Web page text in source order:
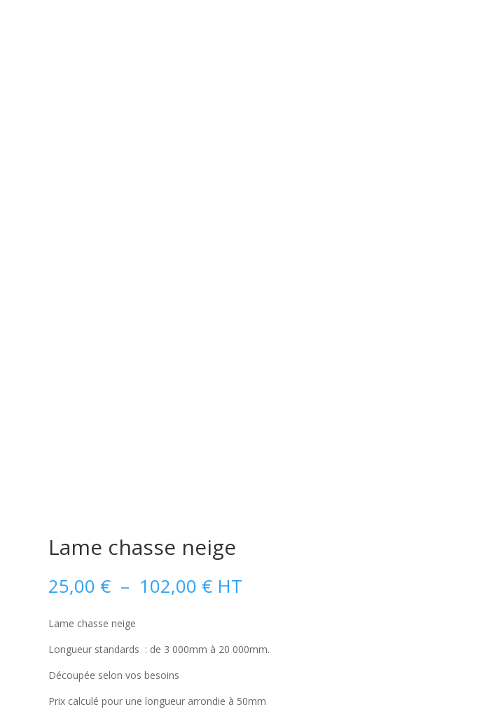
Lame chasse neige
25,00 € – 102,00 €Plage
de
à
HT
Lame chasse neige
Longueur standards : de 3 000mm à 20 000mm.
Découpée selon vos besoins
Prix calculé pour une longueur arrondie à 50mm